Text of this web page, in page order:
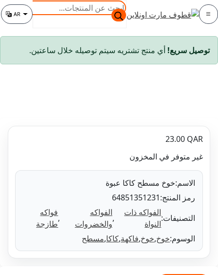
عن
AR
سريع!أي منتج تشتريه سيتم توصيله خلال ساعتين.
23.00
في المخزون
خوخ مسطح كاكا عبوة
المنتج:64851351231
الفواكه ذات
النواة
,
الفواكه
والخضروات
طازجة
خوخ,خوخ,فاكهة,كاكا,مسطح